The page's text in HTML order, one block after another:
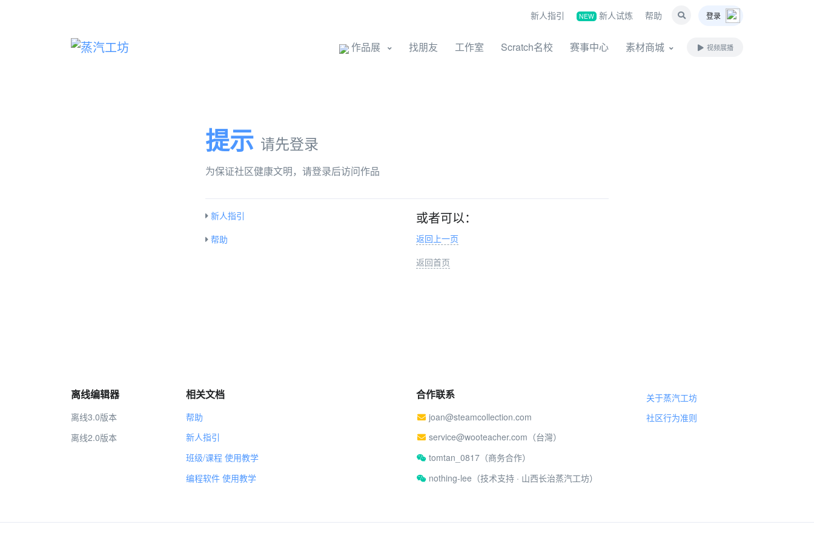
新人指引 NEW 新人试炼 帮助 登录
作品展 找朋友 工作室 Scratch名校 赛事中心 素材商城 视频展播
提示 请先登录
为保证社区健康文明，请登录后访问作品
新人指引
帮助
或者可以：
返回上一页
返回首页
离线编辑器
离线3.0版本
离线2.0版本
相关文档
帮助
新人指引
班级/课程 使用教学
编程软件 使用教学
合作联系
joan@steamcollection.com
service@wooteacher.com（台灣）
tomtan_0817（商务合作）
nothing-lee（技术支持 · 山西长治蒸汽工坊）
关于蒸汽工坊
社区行为准则